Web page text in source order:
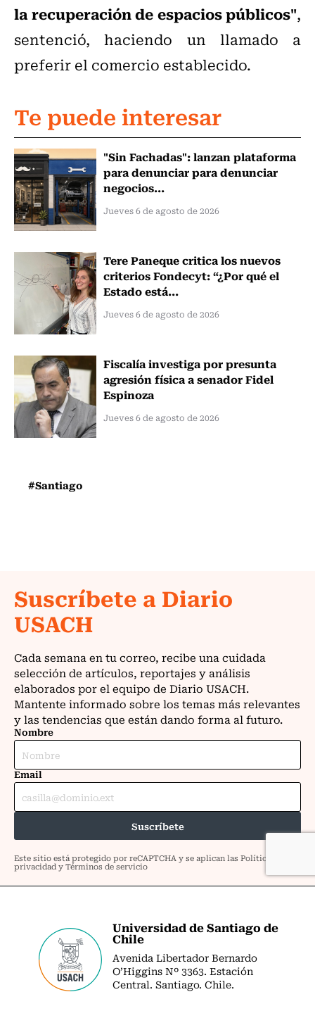
la recuperación de espacios públicos",
sentenció, haciendo un llamado a
preferir el comercio establecido.
Te puede interesar
"Sin Fachadas": lanzan plataforma
para denunciar para denunciar
negocios...
Jueves 6 de agosto de 2026
Tere Paneque critica los nuevos
criterios Fondecyt: “¿Por qué el
Estado está...
Jueves 6 de agosto de 2026
Fiscalía investiga por presunta
agresión física a senador Fidel
Espinoza
Jueves 6 de agosto de 2026
#Santiago
Universidad de Santiago de
Chile
Avenida Libertador Bernardo
O’Higgins Nº 3363. Estación
Central. Santiago. Chile.